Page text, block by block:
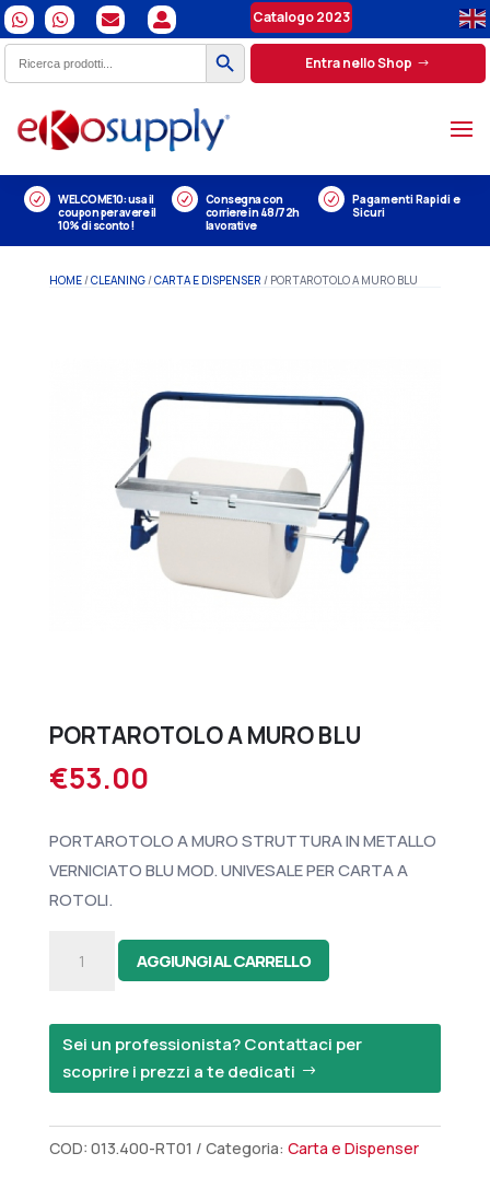
    Catalogo 2023
Search
for:
Search Button
Entra nello Shop
R
WELCOME10: usa il
coupon per avere il
10% di sconto!
R
Consegna con
corriere in 48/72h
lavorative
R
Pagamenti Rapidi e
Sicuri
HOME/CLEANING/CARTA E DISPENSER / PORTAROTOLO A MURO BLU
PORTAROTOLO A MURO BLU
€53.00
PORTAROTOLO A MURO STRUTTURA IN METALLO
VERNICIATO BLU MOD. UNIVESALE PER CARTA A
ROTOLI.
PORTAROTOLO
BLU
quantità
AGGIUNGI AL CARRELLO
Sei un professionista? Contattaci per
scoprire i prezzi a te dedicati
COD: 013.400-RT01 Categoria: Carta e Dispenser